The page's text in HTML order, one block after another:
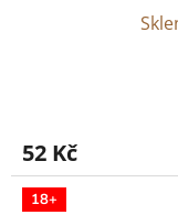
52 Kč
18+